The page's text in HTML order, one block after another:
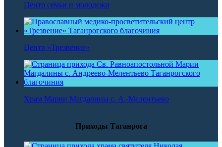
Центр семьи и молодежи
Центр «Трезвение»
Храм Марии Магдалины с. А.-Мелентьево
Приходы Таганрога